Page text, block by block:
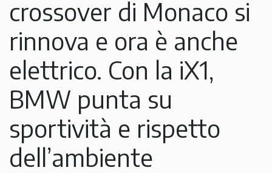
crossover di Monaco si
rinnova e ora è anche
elettrico. Con la iX1,
BMW punta su
sportività e rispetto
dell’ambiente